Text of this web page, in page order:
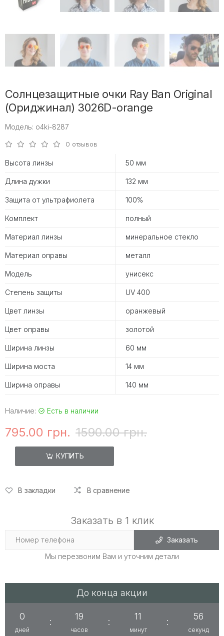
Солнцезащитные очки Ray Ban Original
(Ориджинал) 3026D-orange
Модель: o4ki-8287
0 отзывов
Высота линзы 50 мм
Длина дужки 132 мм
Защита от ультрафиолета 100%
Комплект полный
Материал линзы минеральное стекло
Материал оправы металл
Модель унисекс
Степень защиты UV 400
Цвет линзы оранжевый
Цвет оправы золотой
Ширина линзы 60 мм
Ширина моста 14 мм
Ширина оправы 140 мм
Наличие: Есть в наличии
795.00 грн. 1590.00 грн.
КУПИТЬ
В закладки В сравнение
Заказать в 1 клик
Заказать
Мы перезвоним Вам и уточним детали
До конца акции
0
дней
:
19
часов
:
11
минут
:
56
секунд